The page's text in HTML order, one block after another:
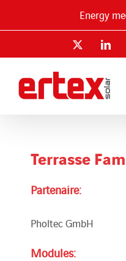
Energy
Terrasse
Partenaire:
Pholtec GmbH
Modules: